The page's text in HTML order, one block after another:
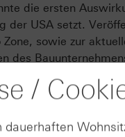
die ersten
der USA setzt.
sowie zur
des
/
dauerhaften